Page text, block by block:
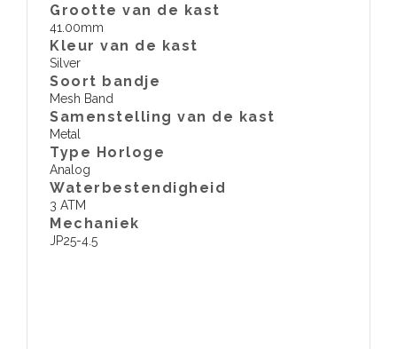
Grootte van de kast
41.00mm
Kleur van de kast
Silver
Soort bandje
Mesh Band
Samenstelling van de kast
Metal
Type Horloge
Analog
Waterbestendigheid
3 ATM
​Mechaniek
JP25-4.5